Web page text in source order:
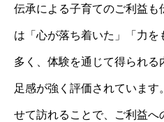
伝承による子育てのご利益も
は「心が落ち着いた」「力
多く、体験を通じて得られ
足感が強く評価されていま
せて訪れることで、ご利益へ